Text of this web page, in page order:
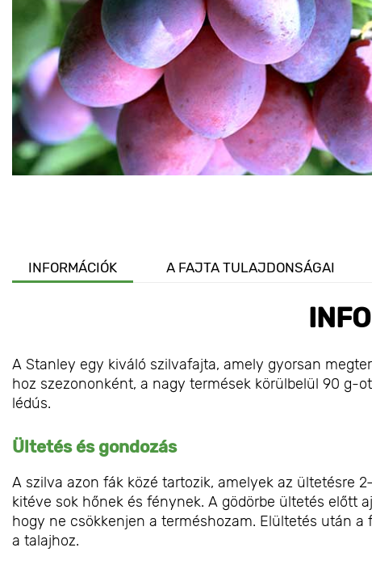
INFORMÁCIÓK A FAJTA TULAJDONSÁGAI
A Stanley egy kiváló szilvafajta, amely gyorsan
hoz szezononként, a nagy termések körülbelül 90 g-
lédús.
Ültetés és gondozás
A szilva azon fák közé tartozik, amelyek az ültetésre
kitéve sok hőnek és fénynek. A gödörbe ültetés előtt
hogy ne csökkenjen a terméshozam. Elültetés után
a talajhoz.